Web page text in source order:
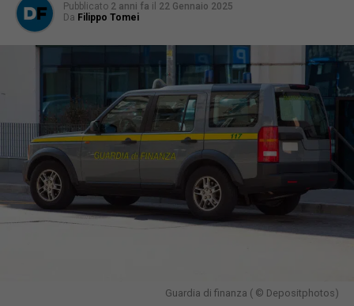
Pubblicato 2 anni fa il 22 Gennaio 2025
Da Filippo Tomei
Guardia di finanza ( © Depositphotos)